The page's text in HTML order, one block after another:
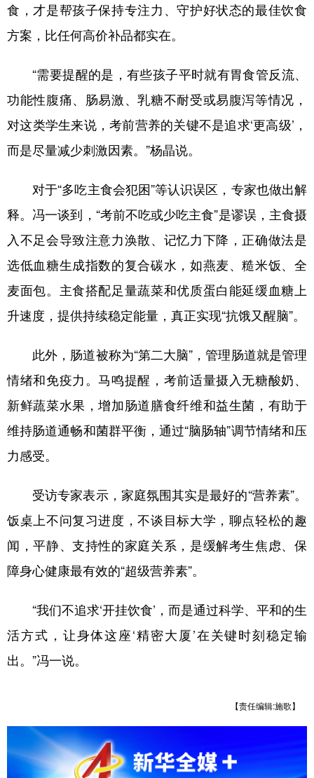
食，才是帮孩子保持专注力、守护好状态的最佳饮食
方案，比任何高价补品都实在。
“需要提醒的是，有些孩子平时就有胃食管反流、
功能性腹痛、肠易激、乳糖不耐受或易腹泻等情况，
对这类学生来说，考前营养的关键不是追求‘更高级’，
而是尽量减少刺激因素。”杨晶说。
对于“多吃主食会犯困”等认识误区，专家也做出解
释。冯一谈到，“考前不吃或少吃主食”是谬误，主食摄
入不足会导致注意力涣散、记忆力下降，正确做法是
选低血糖生成指数的复合碳水，如燕麦、糙米饭、全
麦面包。主食搭配足量蔬菜和优质蛋白能延缓血糖上
升速度，提供持续稳定能量，真正实现“抗饿又醒脑”。
此外，肠道被称为“第二大脑”，管理肠道就是管理
情绪和免疫力。马鸣提醒，考前适量摄入无糖酸奶、
新鲜蔬菜水果，增加肠道膳食纤维和益生菌，有助于
维持肠道通畅和菌群平衡，通过“脑肠轴”调节情绪和压
力感受。
受访专家表示，家庭氛围其实是最好的“营养素”。
饭桌上不问复习进度，不谈目标大学，聊点轻松的趣
闻，平静、支持性的家庭关系，是缓解考生焦虑、保
障身心健康最有效的“超级营养素”。
“我们不追求‘开挂饮食’，而是通过科学、平和的生
活方式，让身体这座‘精密大厦’在关键时刻稳定输
出。”冯一说。
【责任编辑:施歌】